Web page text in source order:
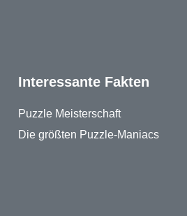
Interessante Fakten
Puzzle Meisterschaft
Die größten Puzzle-Maniacs